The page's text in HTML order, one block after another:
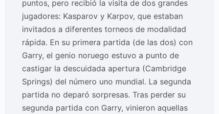
puntos, pero recibió la visita de dos grandes
jugadores: Kasparov y Karpov, que estaban
invitados a diferentes torneos de modalidad
rápida. En su primera partida (de las dos) con
Garry, el genio noruego estuvo a punto de
castigar la descuidada apertura (Cambridge
Springs) del número uno mundial. La segunda
partida no deparó sorpresas. Tras perder su
segunda partida con Garry, vinieron aquellas